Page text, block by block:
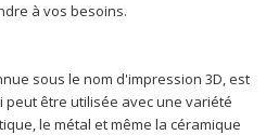
à vos besoins.
sous le nom d'impression 3D, est
être utilisée avec une variété
le métal et même la céramique